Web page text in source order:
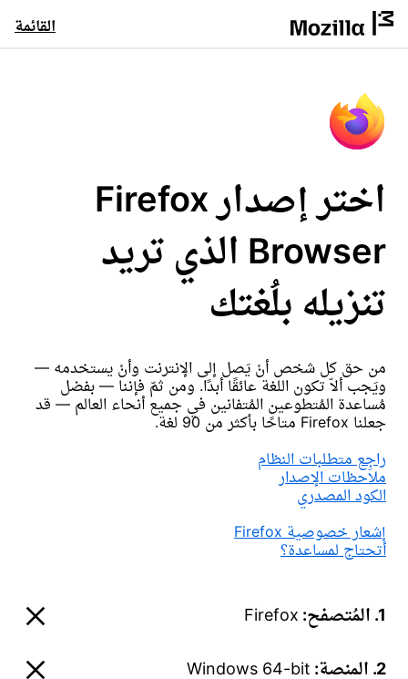
القائمة
اختر إصدار Firefox
Browser الذي تريد
تنزيله بلُغتك
من حق كل شخص أنْ يَصل إلى الإنترنت وأنْ يستخدمه —
ويَجب ألاّ تكون اللغة عائقًا أبدًا. ومن ثمّ فإننا — بفضل
مُساعدة المُتطوعين المُتفانين في جميع أنحاء العالم — قد
جعلنا Firefox متاحًا بأكثر من 90 لغة.
راجِع متطلبات النظام
ملاحظات الإصدار
الكود المصدري
إشعار خصوصية Firefox
أتحتاج لمساعدة؟
1. المُتصفح: Firefox
2. المنصة: Windows 64-bit